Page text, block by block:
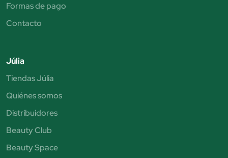
Formas de pago
Contacto
Júlia
Tiendas Júlia
Quiénes somos
Distribuidores
Beauty Club
Beauty Space